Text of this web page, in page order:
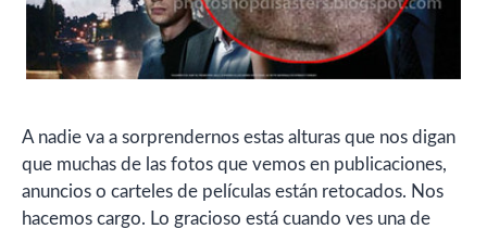
A nadie va a sorprendernos estas alturas que nos digan
que muchas de las fotos que vemos en publicaciones,
anuncios o carteles de películas están retocados. Nos
hacemos cargo. Lo gracioso está cuando ves una de